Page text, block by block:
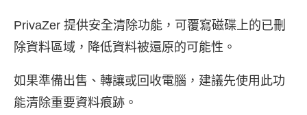
PrivaZer 提供安全清除功能，可覆寫磁碟上的已刪
除資料區域，降低資料被還原的可能性。
如果準備出售、轉讓或回收電腦，建議先使用此功
能清除重要資料痕跡。